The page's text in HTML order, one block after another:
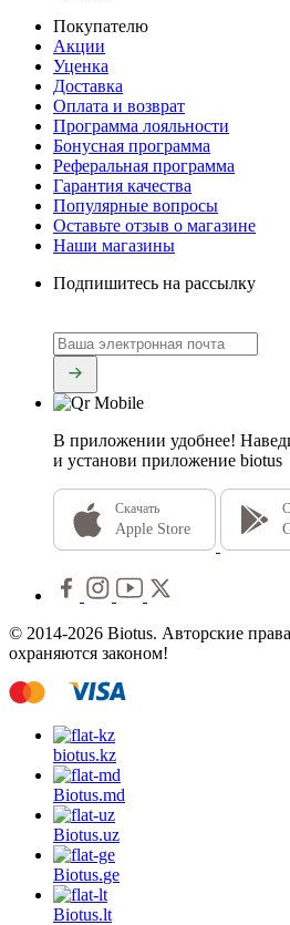
Покупателю
Акции
Уценка
Доставка
Оплата и возврат
Программа лояльности
Бонусная программа
Реферальная программа
Гарантия качества
Популярные вопросы
Оставьте отзыв о магазине
Наши магазины
Подпишитесь на рассылку
В приложении удобнее!
и установи приложение biotus
Скачать
Apple Store
© 2014-2026 Biotus. Авторские
охраняются законом!
biotus.kz
Biotus.md
Biotus.uz
Biotus.ge
Biotus.lt